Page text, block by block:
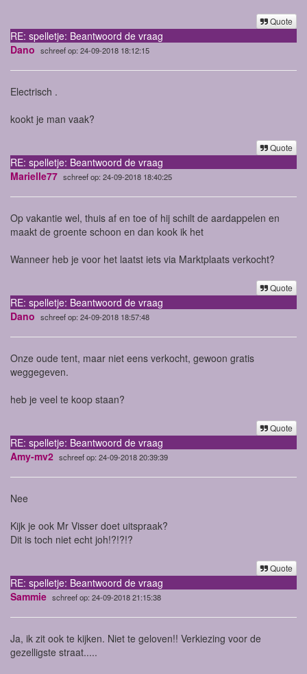
Quote
RE: spelletje: Beantwoord de vraag
Dano schreef op: 24-09-2018 18:12:15
Electrisch .
kookt je man vaak?
Quote
RE: spelletje: Beantwoord de vraag
Marielle77 schreef op: 24-09-2018 18:40:25
Op vakantie wel, thuis af en toe of hij schilt de aardappelen en
maakt de groente schoon en dan kook ik het
Wanneer heb je voor het laatst iets via Marktplaats verkocht?
Quote
RE: spelletje: Beantwoord de vraag
Dano schreef op: 24-09-2018 18:57:48
Onze oude tent, maar niet eens verkocht, gewoon gratis
weggegeven.
heb je veel te koop staan?
Quote
RE: spelletje: Beantwoord de vraag
Amy-mv2 schreef op: 24-09-2018 20:39:39
Nee
Kijk je ook Mr Visser doet uitspraak?
Dit is toch niet echt joh!?!?!?
Quote
RE: spelletje: Beantwoord de vraag
Sammie schreef op: 24-09-2018 21:15:38
Ja, ik zit ook te kijken. Niet te geloven!! Verkiezing voor de
gezelligste straat.....